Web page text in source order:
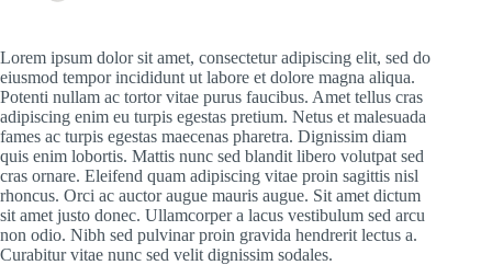
Lorem ipsum dolor sit amet, consectetur adipiscing elit, sed do
eiusmod tempor incididunt ut labore et dolore magna aliqua.
Potenti nullam ac tortor vitae purus faucibus. Amet tellus cras
adipiscing enim eu turpis egestas pretium. Netus et malesuada
fames ac turpis egestas maecenas pharetra. Dignissim diam
quis enim lobortis. Mattis nunc sed blandit libero volutpat sed
cras ornare. Eleifend quam adipiscing vitae proin sagittis nisl
rhoncus. Orci ac auctor augue mauris augue. Sit amet dictum
sit amet justo donec. Ullamcorper a lacus vestibulum sed arcu
non odio. Nibh sed pulvinar proin gravida hendrerit lectus a.
Curabitur vitae nunc sed velit dignissim sodales.